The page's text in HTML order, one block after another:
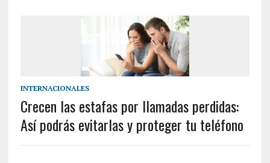
INTERNACIONALES
Crecen las estafas por llamadas perdidas:
Así podrás evitarlas y proteger tu teléfono